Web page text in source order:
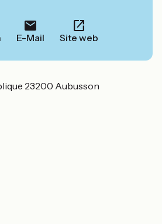
E-Mail Site web
23200 Aubusson